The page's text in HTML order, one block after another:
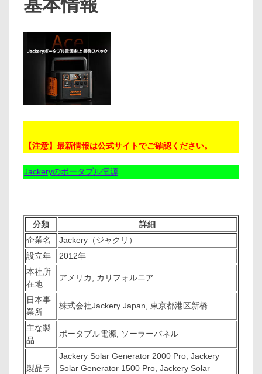
【注意】最新情報は公式サイトでご確認ください。
Jackeryのポータブル電源
分類
詳細
企業名
Jackery（ジャクリ）
設立年
2012年
本社所
在地
アメリカ, カリフォルニア
日本事
業所
株式会社Jackery Japan, 東京都港区新橋
主な製
品
ポータブル電源, ソーラーパネル
製品ラ
Jackery Solar Generator 2000 Pro, Jackery
Solar Generator 1500 Pro, Jackery Solar